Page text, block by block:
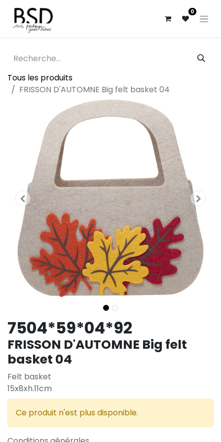
0
Tous les produits
FRISSON D'AUTOMNE Big felt basket 04
7504*59*04*92
FRISSON D'AUTOMNE Big felt
basket 04
Felt basket
15x8xh.11cm
Ce produit n'est plus disponible.